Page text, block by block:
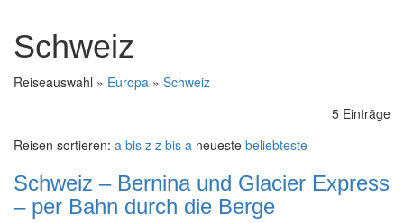
Schweiz
Reiseauswahl » Europa » Schweiz
5 Einträge
Reisen sortieren: a bis z z bis a neueste beliebteste
Schweiz – Bernina und Glacier Express
– per Bahn durch die Berge